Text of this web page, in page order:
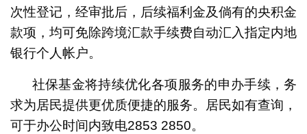
次性登记，经审批后，后续福利金及倘有的央积金
款项，均可免除跨境汇款手续费自动汇入指定内地
银行个人帐户。
社保基金将持续优化各项服务的申办手续，务
求为居民提供更优质便捷的服务。居民如有查询，
可于办公时间内致电2853 2850。